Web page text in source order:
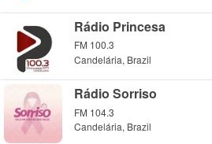
Rádio Princesa
FM 100.3
Candelária, Brazil
Rádio Sorriso
FM 104.3
Candelária, Brazil